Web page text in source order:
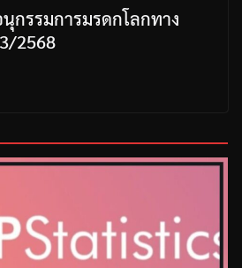
กรรมการมรดกโลกทาง
2568